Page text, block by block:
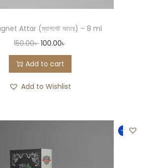
Attar (ম্যাগনেট আতর) – 8 ml
150.00৳ 100.00৳
Add to cart
Add to Wishlist
-33%